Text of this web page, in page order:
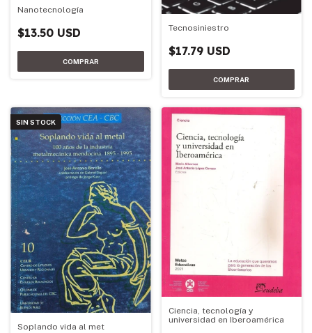
Nanotecnología
$13.50 USD Tecnosiniestro
$17.79 USD
SIN STOCK
Soplando vida al met
Ciencia, tecnología y
universidad en Iberoamérica